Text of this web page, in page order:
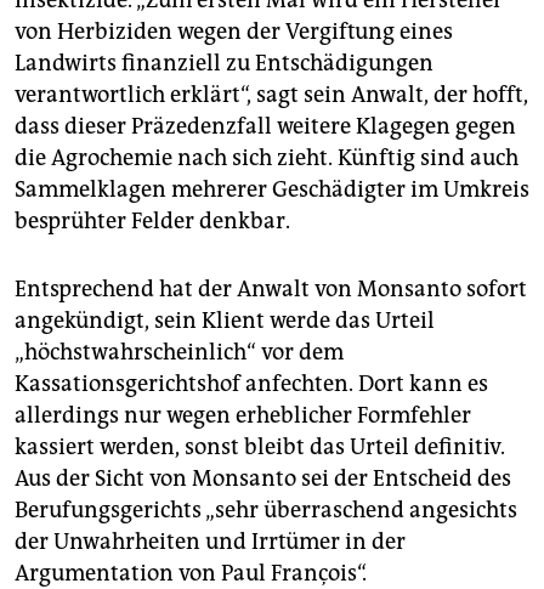
von Herbiziden wegen der Vergiftung eines
Landwirts finanziell zu Entschädigungen
verantwortlich erklärt“, sagt sein Anwalt, der hofft,
dass dieser Präzedenzfall weitere Klagegen gegen
die Agrochemie nach sich zieht. Künftig sind auch
Sammelklagen mehrerer Geschädigter im Umkreis
besprühter Felder denkbar.
Entsprechend hat der Anwalt von Monsanto sofort
angekündigt, sein Klient werde das Urteil
„höchstwahrscheinlich“ vor dem
Kassationsgerichtshof anfechten. Dort kann es
allerdings nur wegen erheblicher Formfehler
kassiert werden, sonst bleibt das Urteil definitiv.
Aus der Sicht von Monsanto sei der Entscheid des
Berufungsgerichts „sehr überraschend angesichts
der Unwahrheiten und Irrtümer in der
Argumentation von Paul François“.